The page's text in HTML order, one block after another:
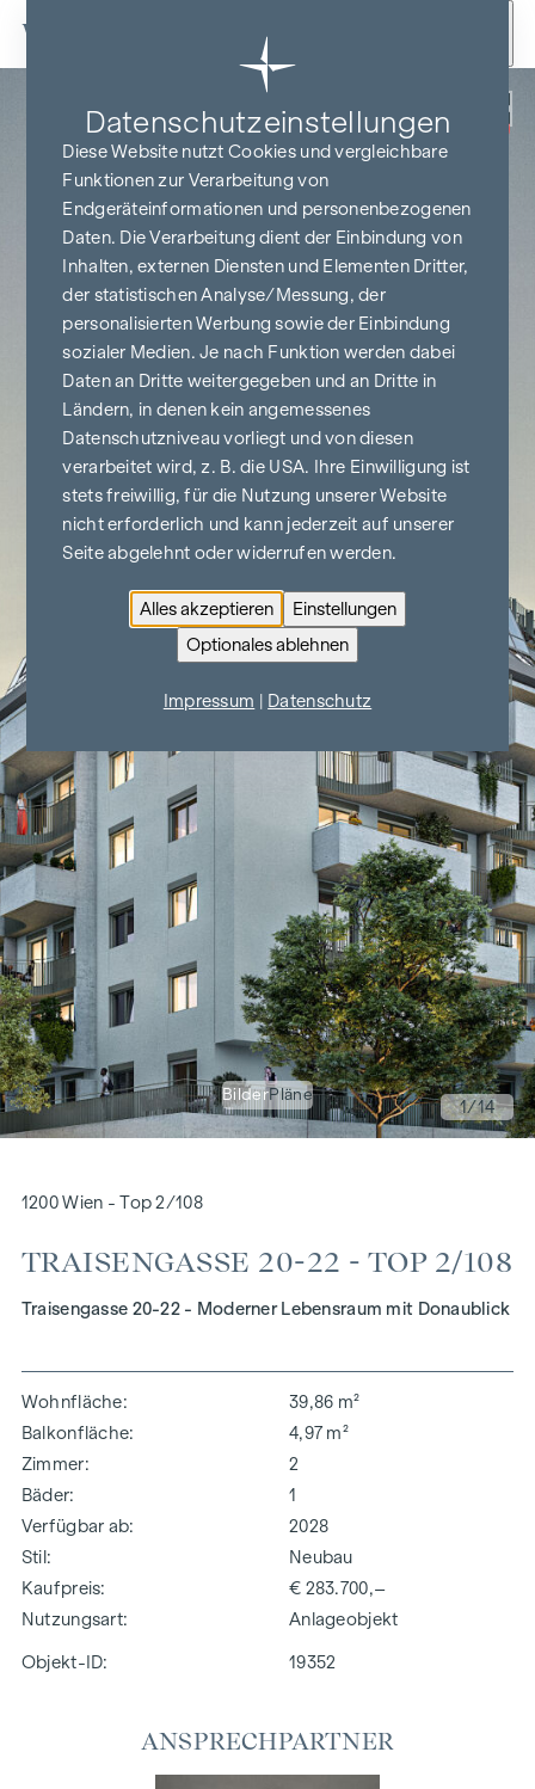
Zum Inhalt springen
PROVISIONSFREI
BIS BAUBEGINN
BilderPläne
1/14
1200 Wien - Top 2/108
TRAISENGASSE 20-22 - TOP 2/108
Traisengasse 20-22 - Moderner Lebensraum mit Donaublick
Wohnfläche
39,86 m²
Balkonfläche
4,97 m²
Zimmer
2
Bäder
1
Verfügbar ab
2028
Stil
Neubau
Kaufpreis
€ 283.700,–
Nutzungsart
Anlageobjekt
Objekt-ID: 19352
ANSPRECHPARTNER
Datenschutz­einstellungen
Diese Website nutzt Cookies und vergleichbare
Funktionen zur Verarbeitung von
Endgeräteinformationen und personenbezogenen
Daten. Die Verarbeitung dient der Einbindung von
Inhalten, externen Diensten und Elementen Dritter,
der statistischen Analyse/Messung, der
personalisierten Werbung sowie der Einbindung
sozialer Medien. Je nach Funktion werden dabei
Daten an Dritte weitergegeben und an Dritte in
Ländern, in denen kein angemessenes
Datenschutzniveau vorliegt und von diesen
verarbeitet wird, z. B. die USA. Ihre Einwilligung ist
stets freiwillig, für die Nutzung unserer Website
nicht erforderlich und kann jederzeit auf unserer
Seite abgelehnt oder widerrufen werden.
Alles akzeptieren
Einstellungen
Optionales ablehnen
Impressum Datenschutz